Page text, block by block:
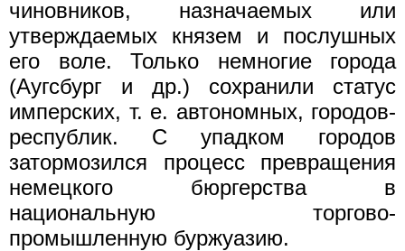
чиновников, назначаемых или
утверждаемых князем и послушных
его воле. Только немногие города
(Аугсбург и др.) сохранили статус
имперских, т. е. автономных, городов-
республик. С упадком городов
затормозился процесс превращения
немецкого бюргерства в
национальную торгово-
промышленную буржуазию.